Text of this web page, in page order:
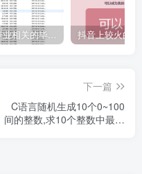
计算机专业相关的毕业设计论文合集免费下载
下一篇
C语言随机生成10个0~100
间的整数,求10个整数中最大